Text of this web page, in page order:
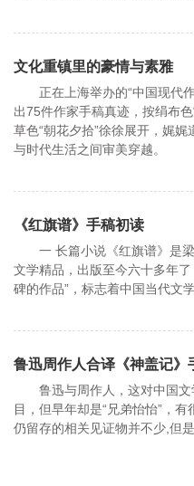
文化重镇里的豪情与素雅
正在上海举办的“中国现代作
出75件作家手稿真迹，按绢布
草色“朝花夕拾”徐徐展开，娓
与时代生活之间审美穿越。
《红旗谱》手稿初读
一 长篇小说《红旗谱》是梁
文学精品，出版至今六十多年
碑的作品”，标志着中国当代文
鲁迅周作人合译《神盖记》
鲁迅与周作人，这对中国文
目，但早年却是“兄弟怡怡”，
仍留存的相关见证物并不少,但